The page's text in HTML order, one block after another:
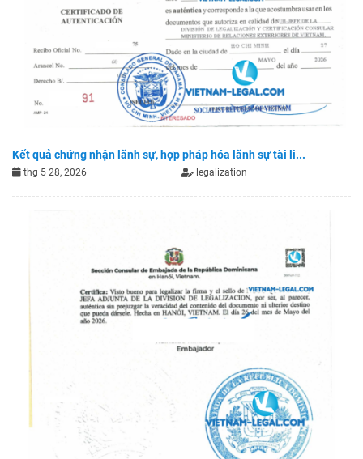
Kết quả chứng nhận lãnh sự, hợp pháp hóa lãnh sự tài li...
thg 5 28, 2026 legalization